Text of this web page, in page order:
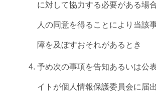
に対して協力する必要がある場
人の同意を得ることにより当該
障を及ぼすおそれがあるとき
予め次の事項を告知あるいは公
イトが個人情報保護委員会に届